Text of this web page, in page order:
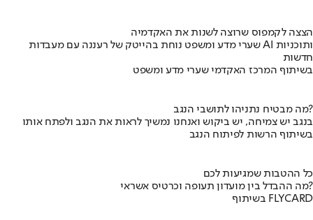
הצצה לקמפוס שרוצה לשנות את האקדמיה
שערי מדע ומשפט נוחת בהייטק של רעננה עם מעבדות AI ותוכניות
חדשות
בשיתוף המרכז האקדמי שערי מדע ומשפט
מה מבטיח נתניהו לתושבי הנגב?
בנגב יש צמיחה, יש ביקוש ואנחנו נמשיך לראות את הנגב ולפתח אותו
בשיתוף הרשות לפיתוח הנגב
כל ההטבות שמגיעות לכם
מה ההבדל בין מועדון תעופה וכרטיס אשראי?
בשיתוף FLYCARD